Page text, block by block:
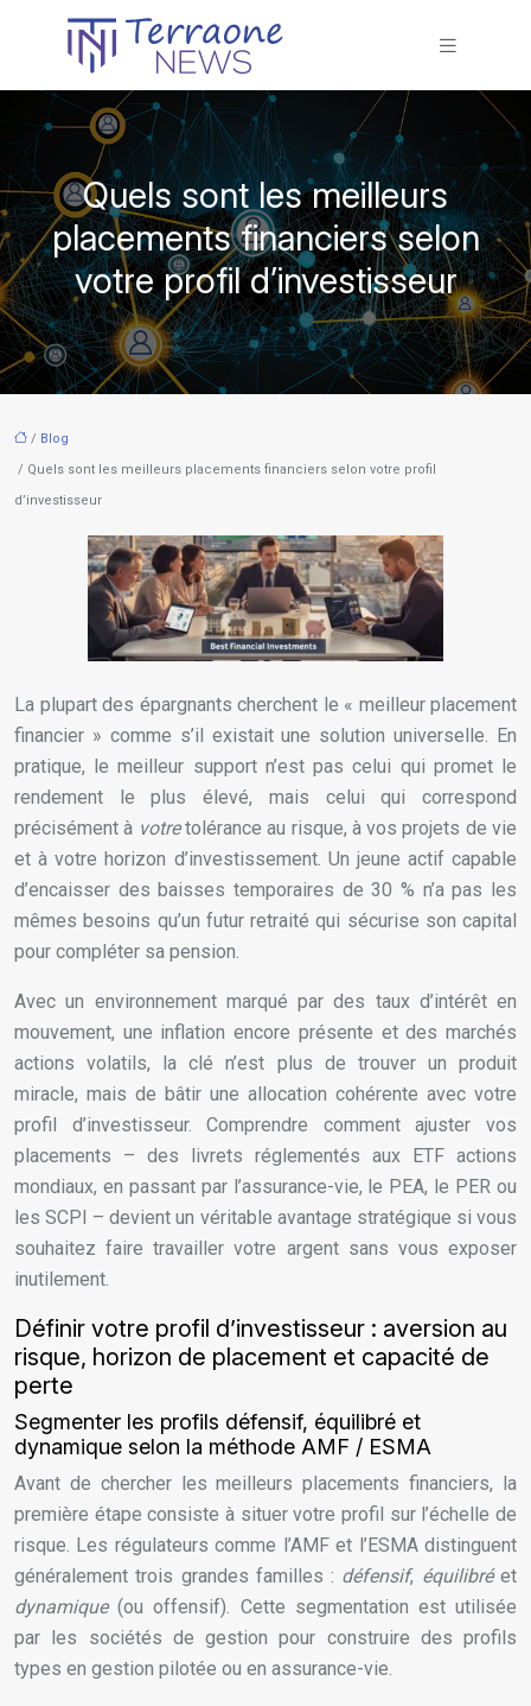
Quels sont les meilleurs
placements financiers selon
votre profil d’investisseur
/ Blog
/ Quels sont les meilleurs placements financiers selon votre profil
d’investisseur
La plupart des épargnants cherchent le « meilleur placement
financier » comme s’il existait une solution universelle. En
pratique, le meilleur support n’est pas celui qui promet le
rendement le plus élevé, mais celui qui correspond
précisément à votretolérance au risque, à vos projets de vie
et à votre horizon d’investissement. Un jeune actif capable
d’encaisser des baisses temporaires de 30 % n’a pas les
mêmes besoins qu’un futur retraité qui sécurise son capital
pour compléter sa pension.
Avec un environnement marqué par des taux d’intérêt en
mouvement, une inflation encore présente et des marchés
actions volatils, la clé n’est plus de trouver un produit
miracle, mais de bâtir une allocation cohérente avec votre
profil d’investisseur. Comprendre comment ajuster vos
placements – des livrets réglementés aux ETF actions
mondiaux, en passant par l’assurance-vie, le PEA, le PER ou
les SCPI – devient un véritable avantage stratégique si vous
souhaitez faire travailler votre argent sans vous exposer
inutilement.
Définir votre profil d’investisseur : aversion au
risque, horizon de placement et capacité de
perte
Segmenter les profils défensif, équilibré et
dynamique selon la méthode AMF / ESMA
Avant de chercher les meilleurs placements financiers, la
première étape consiste à situer votre profil sur l’échelle de
risque. Les régulateurs comme l’AMF et l’ESMA distinguent
généralement trois grandes familles : défensif, équilibréet
dynamique(ou offensif). Cette segmentation est utilisée
par les sociétés de gestion pour construire des profils
types en gestion pilotée ou en assurance-vie.